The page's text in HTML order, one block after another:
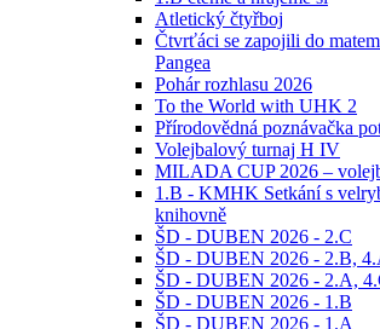
Atletický čtyřboj
Čtvrťáci se zapojili do
Pangea
Pohár rozhlasu 2026
To the World with UHK 2
Přírodovědná poznávačka
Volejbalový turnaj H IV
MILADA CUP 2026 –
1.B - KMHK Setkání s
knihovně
ŠD - DUBEN 2026 - 2.C
ŠD - DUBEN 2026 - 2.B,
ŠD - DUBEN 2026 - 2.A,
ŠD - DUBEN 2026 - 1.B
ŠD - DUBEN 2026 - 1.A